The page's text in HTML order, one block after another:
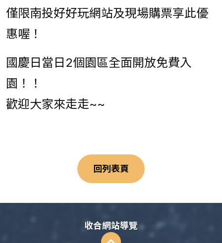
僅限南投好好玩網站及現場購票享此優
惠喔！
國慶日當日2個園區全面開放免費入
園！！
歡迎大家來走走~~
回列表頁
收合網站導覽